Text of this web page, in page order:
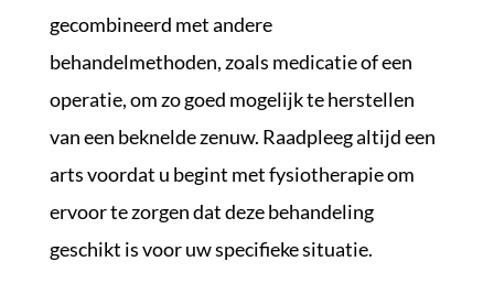
gecombineerd met andere
behandelmethoden, zoals medicatie of een
operatie, om zo goed mogelijk te herstellen
van een beknelde zenuw. Raadpleeg altijd een
arts voordat u begint met fysiotherapie om
ervoor te zorgen dat deze behandeling
geschikt is voor uw specifieke situatie.